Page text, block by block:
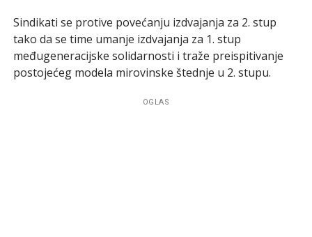
Sindikati se protive povećanju izdvajanja za 2. stup
tako da se time umanje izdvajanja za 1. stup
međugeneracijske solidarnosti i traže preispitivanje
postojećeg modela mirovinske štednje u 2. stupu.
OGLAS